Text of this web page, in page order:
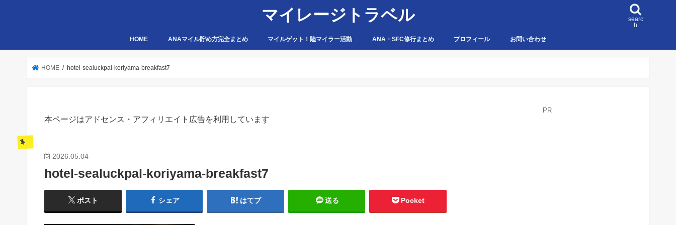
マイレージトラベル
searc
h
HOME ANAマイル貯め方完全まとめ マイルゲット！陸マイラー活動 ANA・SFC修行まとめ プロフィール お問い合わせ
HOME hotel-sealuckpal-koriyama-breakfast7
本ページはアドセンス・アフィリエイト広告を利用しています
2026.05.04
hotel-sealuckpal-koriyama-breakfast7
ポスト シェア はてブ 送る Pocket
PR